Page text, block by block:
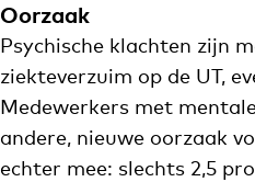
Oorzaak
Psychische klachten zijn
ziekteverzuim op de UT,
Medewerkers met
andere, nieuwe oorzaak
echter mee: slechts 2,5